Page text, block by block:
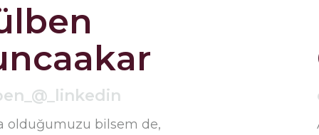
Pearson’dan, Myer-Briggs’den,
yorumluyoruz ve bireyi / kurumu
çalışıyoruz.
olduğumuzu bilsem de,